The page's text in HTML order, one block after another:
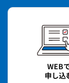
WEB
申し込